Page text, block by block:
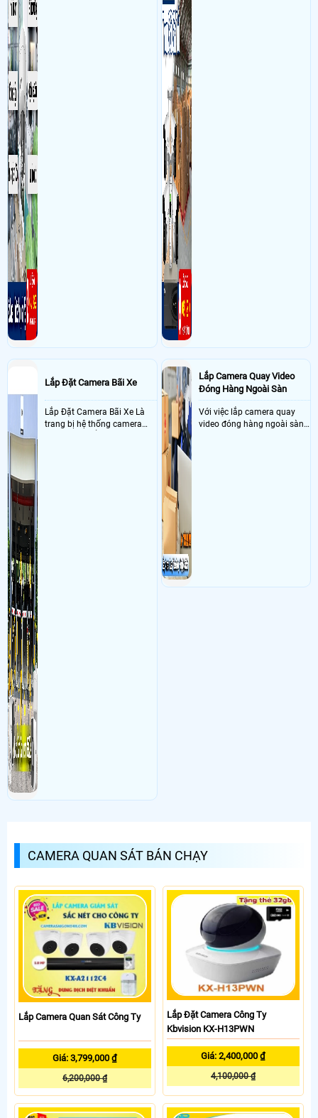
10TB : 1 cái, KX-A4K8116N3-VM : 1 cái , 2 máy quát cầm tay S20-2D WGB
, DH-H5D-5F : 2 cái, DH-H5AE : 5 cái,2 chân loa ,Switch 16 cổng Gigabit
TP-LINK TL-SG1016D : 1 cái, SWITCH 8 Port Tplink LS1008G (1Gbps): 1
cái, phần mềm online 1tr500/năm/2 bàn
- Khách Lắp Camera Anh Tuấn
Địa điểm lăp đặt camera 8 đường 3A, p
binh trị đông B bình tân Sử dụng
Dịch vụ camera quan sát
công khuôn mặt senseface 4A : 1 cái, Khóa từ NE-380S(LED) : 1 cái, Bát
ZL ZLB-380 : 1 cái, Nút exit TLEB201 : 1 cái, Hộp inox : 1 cái, Backup
(P1205-B2):1 cái, Acqui pheonix : 1 cái,
- Khách Lắp Camera CÔNG TY CỔ PHẦN XUẤT NHẬP KHẨU NAM VÂN
PHONGĐịa điểm lăp đặt camera Lô CN20_01 và CN20_10 Khu Công
nghiệp Ninh Thủy, Phường Đông Ninh Hòa, Tỉnh Khánh Hòa, Việt Nam Sử
dụngDịch vụ camera quan sát
KX-C31L : 6 CÁI , SWITCH 10 Port
MECUSYS MS110P 8 POE (100Mbps) : 2 CÁI, Thẻ nhớ 4SGEN 128GB : 6
CÁI, TL-Archer MR400 : 1 CÁI, bộ chuyển tín hiệu POE : 6 BỘ ,
- Khách Lắp Camera Nguyễn Chí Tâm
Địa điểm lăp đặt camera 18 Đào
Trí, phường Phú Nhuận, TPHCM ( quận 7 cũ ) Sử dụng
quan sát
2 ổ cứng 1000GB SEAGATE hàng công ty (Kiệt phát LBB)
Lắp Đặt Camera Bãi Xe
Lắp Đặt Camera Bãi Xe Là
trang bị hệ thống camera
Lắp Camera Quay Video
Đóng Hàng Ngoài Sàn
Với việc lắp camera quay
video đóng hàng ngoài sàn
CAMERA QUAN SÁT BÁN CHẠY
Lắp Camera Quan Sát Công Ty
Giá: 3,799,000 ₫
6,200,000 ₫
Lắp Đặt Camera Công Ty
Kbvision KX-H13PWN
Giá: 2,400,000 ₫
4,100,000 ₫